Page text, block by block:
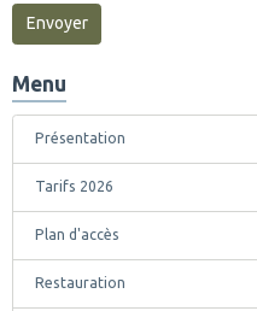
Envoyer
Menu
Présentation
Tarifs 2026
Plan d'accès
Restauration